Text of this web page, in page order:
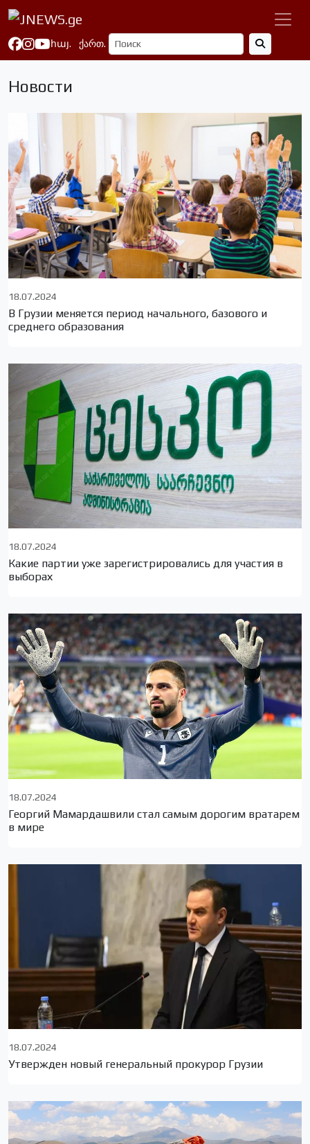
հայ. ქართ.
Новости
18.07.2024
В Грузии меняется период начального, базового и
среднего образования
18.07.2024
Какие партии уже зарегистрировались для участия в
выборах
18.07.2024
Георгий Мамардашвили стал самым дорогим вратарем
в мире
18.07.2024
Утвержден новый генеральный прокурор Грузии